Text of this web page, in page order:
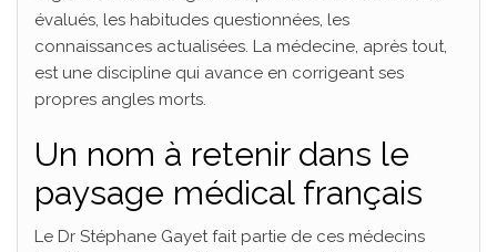
évalués, les habitudes questionnées, les
connaissances actualisées. La médecine, après tout,
est une discipline qui avance en corrigeant ses
propres angles morts.
Un nom à retenir dans le
paysage médical français
Le Dr Stéphane Gayet fait partie de ces médecins